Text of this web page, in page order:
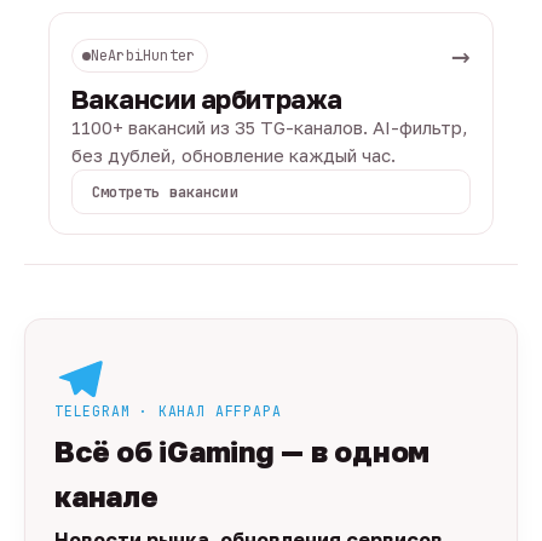
NeArbiHunter →
Вакансии арбитража
1100+ вакансий из 35 TG-каналов. AI-фильтр,
без дублей, обновление каждый час.
Смотреть вакансии
TELEGRAM · КАНАЛ AFFPAPA
Всё об iGaming — в одном
канале